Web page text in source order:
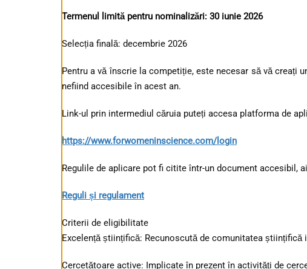
Termenul limită pentru nominalizări: 30 iunie 2026
Selecția finală: decembrie 2026
Pentru a vă înscrie la competiție, este necesar să vă creați
nefiind accesibile în acest an.
Link-ul prin intermediul căruia puteți accesa platforma de
https://www.forwomeninscience.com/login
Regulile de aplicare pot fi citite într-un document accesibil,
Reguli și regulament
Criterii de eligibilitate
Excelență științifică: Recunoscută de comunitatea științifică
Cercetătoare active: Implicate în prezent în activități de